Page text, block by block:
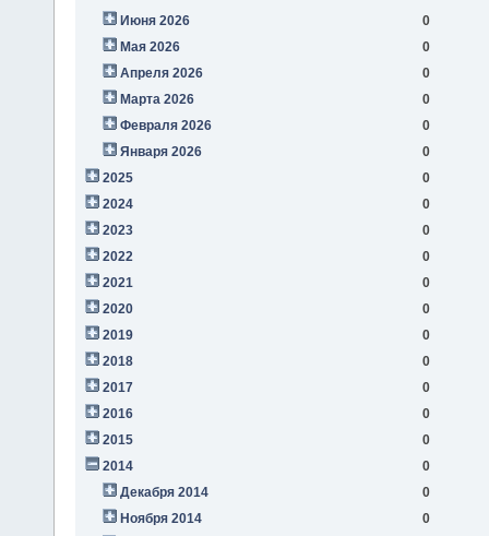
Июня 2026
0
Мая 2026
0
Апреля 2026
0
Марта 2026
0
Февраля 2026
0
Января 2026
0
2025
0
2024
0
2023
0
2022
0
2021
0
2020
0
2019
0
2018
0
2017
0
2016
0
2015
0
2014
0
Декабря 2014
0
Ноября 2014
0